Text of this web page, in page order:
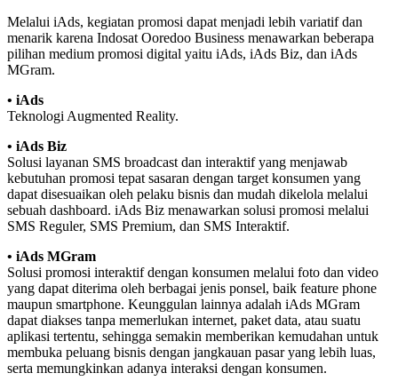
Melalui iAds, kegiatan promosi dapat menjadi lebih variatif dan
menarik karena Indosat Ooredoo Business menawarkan beberapa
pilihan medium promosi digital yaitu iAds, iAds Biz, dan iAds
MGram.
• iAds
Teknologi Augmented Reality.
• iAds Biz
Solusi layanan SMS broadcast dan interaktif yang menjawab
kebutuhan promosi tepat sasaran dengan target konsumen yang
dapat disesuaikan oleh pelaku bisnis dan mudah dikelola melalui
sebuah dashboard. iAds Biz menawarkan solusi promosi melalui
SMS Reguler, SMS Premium, dan SMS Interaktif.
• iAds MGram
Solusi promosi interaktif dengan konsumen melalui foto dan video
yang dapat diterima oleh berbagai jenis ponsel, baik feature phone
maupun smartphone. Keunggulan lainnya adalah iAds MGram
dapat diakses tanpa memerlukan internet, paket data, atau suatu
aplikasi tertentu, sehingga semakin memberikan kemudahan untuk
membuka peluang bisnis dengan jangkauan pasar yang lebih luas,
serta memungkinkan adanya interaksi dengan konsumen.